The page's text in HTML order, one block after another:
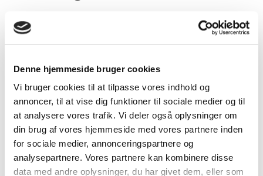
Denne hjemmeside bruger cookies
Vi bruger cookies til at tilpasse vores indhold og
annoncer, til at vise dig funktioner til sociale medier og til
at analysere vores trafik. Vi deler også oplysninger om
din brug af vores hjemmeside med vores partnere inden
for sociale medier, annonceringspartnere og
analysepartnere. Vores partnere kan kombinere disse
data med andre oplysninger, du har givet dem, eller som
Som medlem af Fotobranchen betales et årligt kontingent –
Detailmedlem Kr. 2.200 og Leverandørmedlem kr. 5.500.
betale det til enhver tid fastsatte kontingent og øvrige
bidrag til Dansk Erhverv eller Dansk Erhverv Arbejdsgiver.
Pris for dette medlemskab afhænger af type og størrelse af
virksomheden, men starter typisk ved kr. 7.000 i årlig
kontingent.
Kontakt gerne Jakob Gudum
https://www.danskerhverv.dk/om-dansk-